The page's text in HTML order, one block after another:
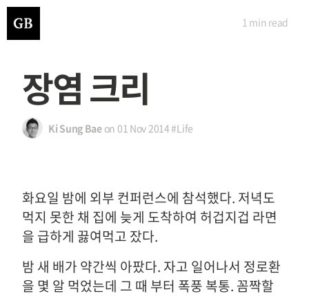
장염 크리
Ki Sung Baeon 01 Nov 2014#Life
1 min read
화요일 밤에 외부 컨퍼런스에 참석했다. 저녁도
먹지 못한 채 집에 늦게 도착하여 허겁지겁 라면
을 급하게 끓여먹고 잤다.
밤 새 배가 약간씩 아팠다. 자고 일어나서 정로환
을 몇 알 먹었는데 그 때 부터 폭풍 복통. 꼼짝할